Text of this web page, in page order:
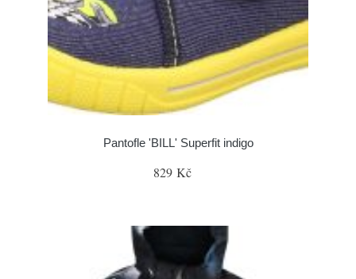
Pantofle 'BILL' Superfit indigo
829 Kč